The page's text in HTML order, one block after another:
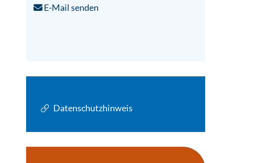
E-Mail senden
Datenschutzhinweis